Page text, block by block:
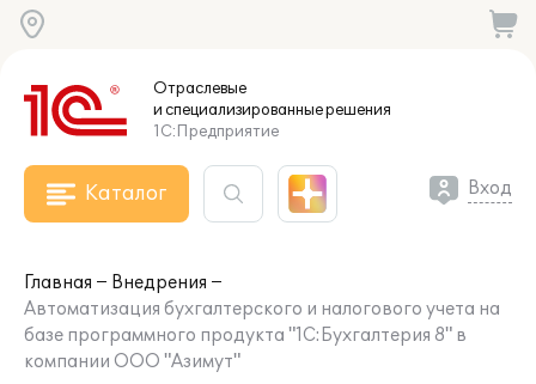
Отраслевые
и специализированныерешения
1С:Предприятие
Каталог Вход
Главная
Внедрения
Автоматизация бухгалтерского и налогового учета на
базе программного продукта "1C:Бухгалтерия 8" в
компании ООО "Азимут"